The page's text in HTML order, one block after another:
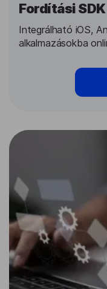
Fordítási SDK
Integrálható iOS,
alkalmazásokba